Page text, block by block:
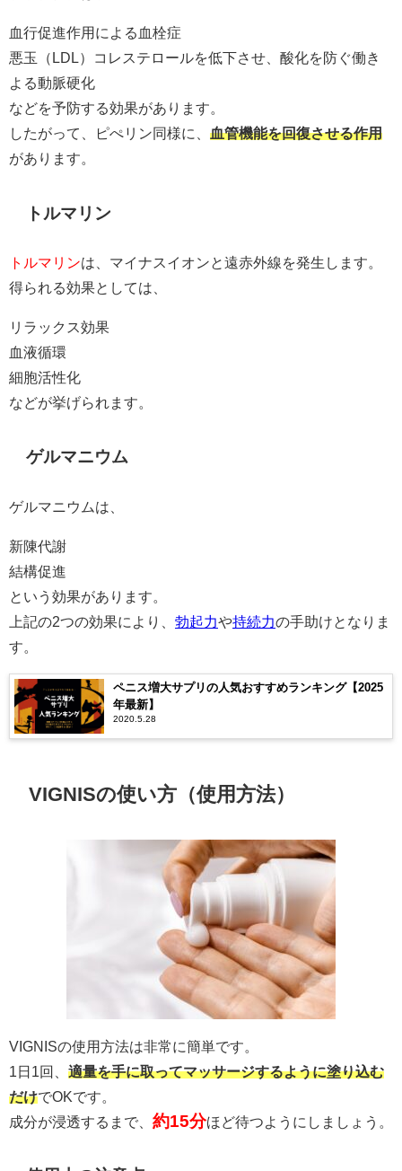
血行促進作用による血栓症
悪玉（LDL）コレステロールを低下させ、酸化を防ぐ働き
よる動脈硬化
などを予防する効果があります。
したがって、ピぺリン同様に、 血管機能を回復させる作用
があります。
トルマリン
トルマリンは、マイナスイオンと遠赤外線を発生します。
得られる効果としては、
リラックス効果
血液循環
細胞活性化
などが挙げられます。
ゲルマニウム
ゲルマニウムは、
新陳代謝
結構促進
という効果があります。
上記の2つの効果により、 勃起力や持続力の手助けとなりま
す。
ペニス増大サプリの人気おすすめランキング【2025
年最新】
2020.5.28
VIGNISの使い方（使用方法）
VIGNISの使用方法は非常に簡単です。
1日1回、 適量を手に取ってマッサージするように塗り込む
だけでOKです。
成分が浸透するまで、 約15分ほど待つようにしましょう。